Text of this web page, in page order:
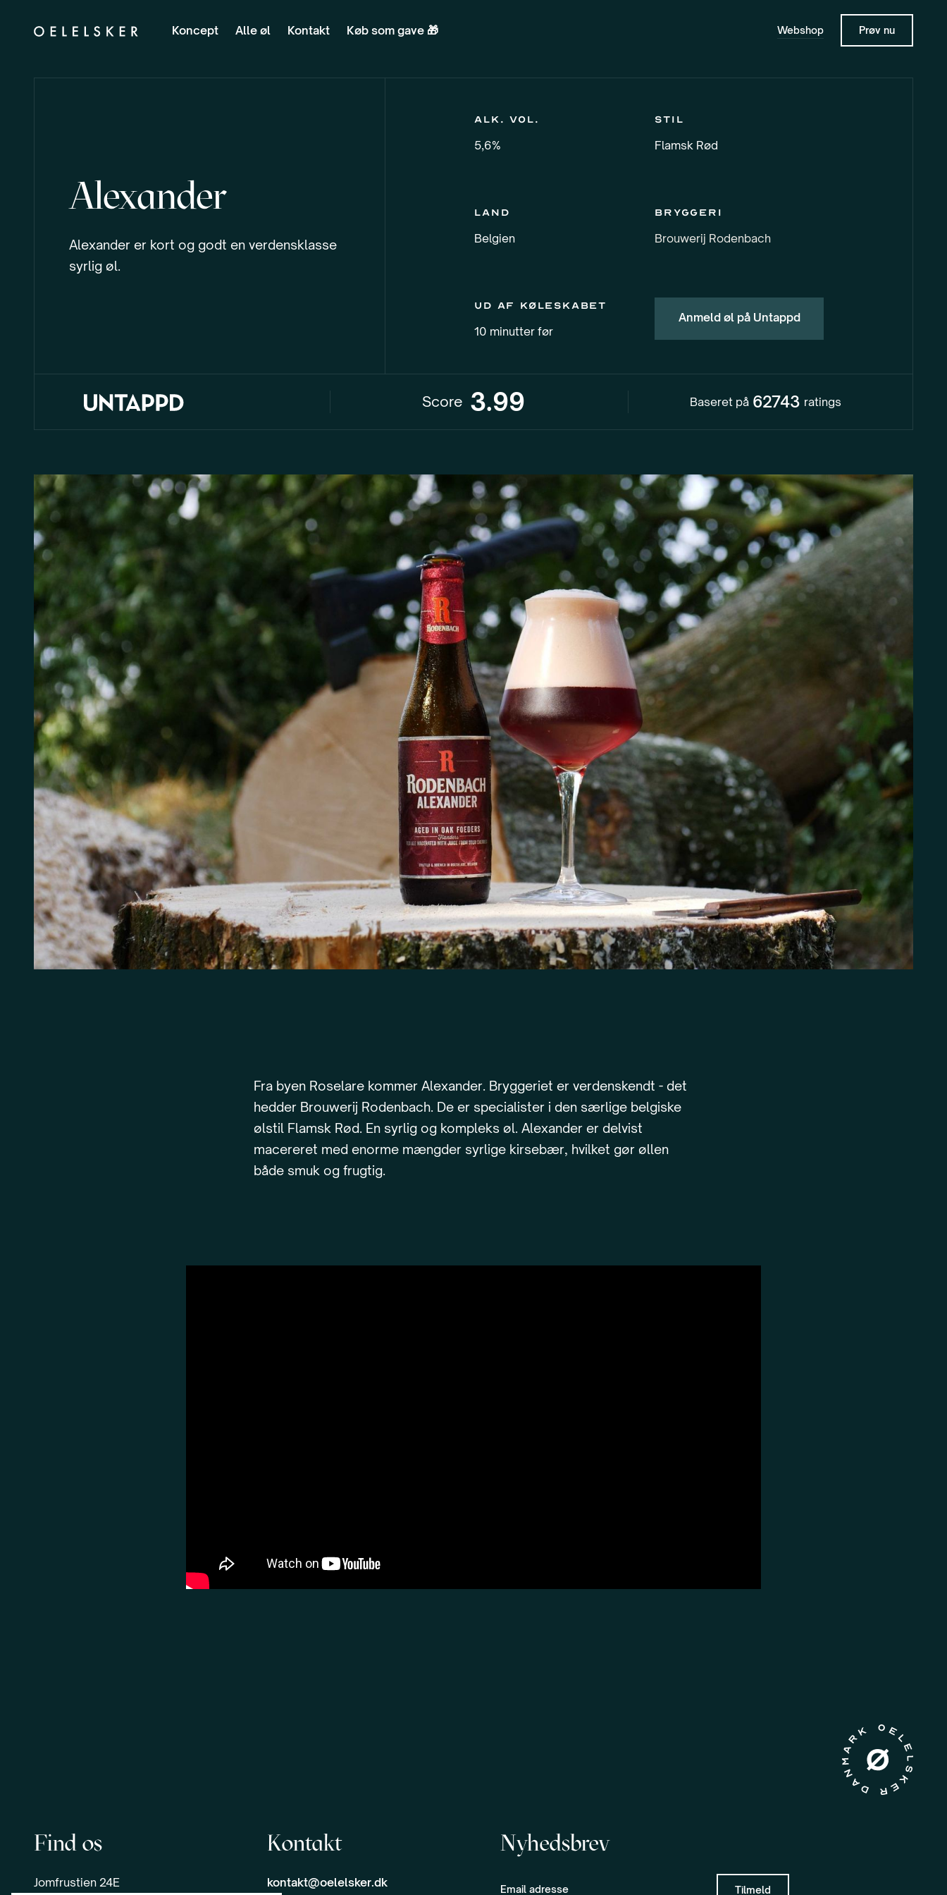
Koncept Alle øl Kontakt Køb som gave 🎁 Webshop Prøv nu
Alexander
Alexander er kort og godt en verdensklasse
syrlig øl.
Alk. vol.
5,6%
Stil
Flamsk Rød
Land
Belgien
Bryggeri
Brouwerij Rodenbach
Ud af køleskabet
10 minutter før
Anmeld øl på Untappd
Score 3.99 Baseret på 62743 ratings
Fra byen Roselare kommer Alexander. Bryggeriet er verdenskendt - det
hedder Brouwerij Rodenbach. De er specialister i den særlige belgiske
ølstil Flamsk Rød. En syrlig og kompleks øl. Alexander er delvist
macereret med enorme mængder syrlige kirsebær, hvilket gør øllen
både smuk og frugtig.
Find os
Jomfrustien 24E
Kontakt
kontakt@oelelsker.dk
Nyhedsbrev